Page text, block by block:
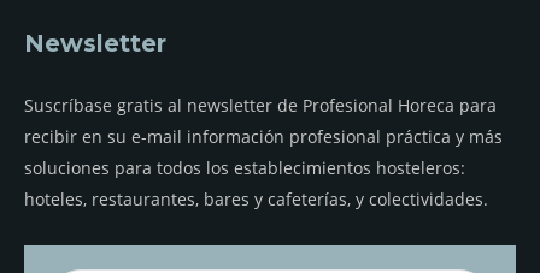
Newsletter
Suscríbase gratis al newsletter de Profesional Horeca para
recibir en su e-mail información profesional práctica y más
soluciones para todos los establecimientos hosteleros:
hoteles, restaurantes, bares y cafeterías, y colectividades.